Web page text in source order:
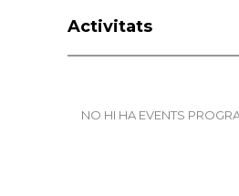
Activitats
NO HI HA EVENTS